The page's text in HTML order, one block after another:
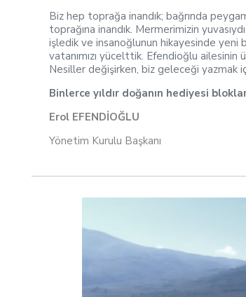
Biz hep toprağa inandık; bağrında
toprağına inandık. Mermerimizin
işledik ve insanoğlunun hikayesinde yeni
vatanımızı yücelttik. Efendioğlu ailesinin
Nesiller değişirken, biz geleceği yazmak
Binlerce yıldır doğanın hediyesi
Erol EFENDİOĞLU
Yönetim Kurulu Başkanı